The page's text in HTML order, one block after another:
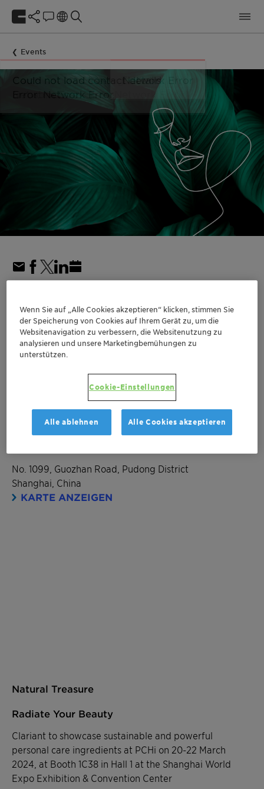
Events
Natural Treasure
Radiate Your Beauty
Clariant to showcase sustainable and powerful
personal care ingredients at PCHi on 20-22 March
2024, at Booth 1C38 in Hall 1 at the Shanghai World
Expo Exhibition & Convention Center
PCHi 2024
Greater China
Shanghai World Expo Exhibition and Convention
No. 1099, Guozhan Road, Pudong District
Shanghai, China
KARTE ANZEIGEN
Wenn Sie auf „Alle Cookies akzeptieren“ klicken, stimmen Sie
der Speicherung von Cookies auf Ihrem Gerät zu, um die
Websitenavigation zu verbessern, die Websitenutzung zu
analysieren und unsere Marketingbemühungen zu
unterstützen.
Cookie-Einstellungen
Alle ablehnen Alle Cookies akzeptieren